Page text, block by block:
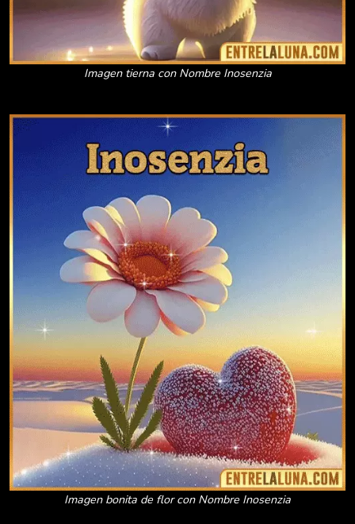
Imagen tierna con Nombre Inosenzia
Imagen bonita de flor con Nombre Inosenzia